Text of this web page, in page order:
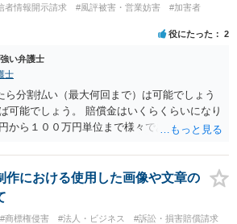
者情報開示請求 #風評被害・営業妨害
#加害者
役にたった 2
い弁護士
士
ら分割払い（最大何回まで）は可能でしょう
可能でしょう。 賠償金はいくらくらいになり
から１００万円単位まで様々であり、不明で
至れば支払が開始され、決裂して相手方が訴
の中で解決がなされる流れが通常です。
作における使用した画像や文章の
#商標権侵害 #法人・ビジネス #訴訟・損害賠償請求